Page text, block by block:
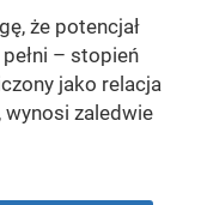
że potencjał
– stopień
jako relacja
zaledwie